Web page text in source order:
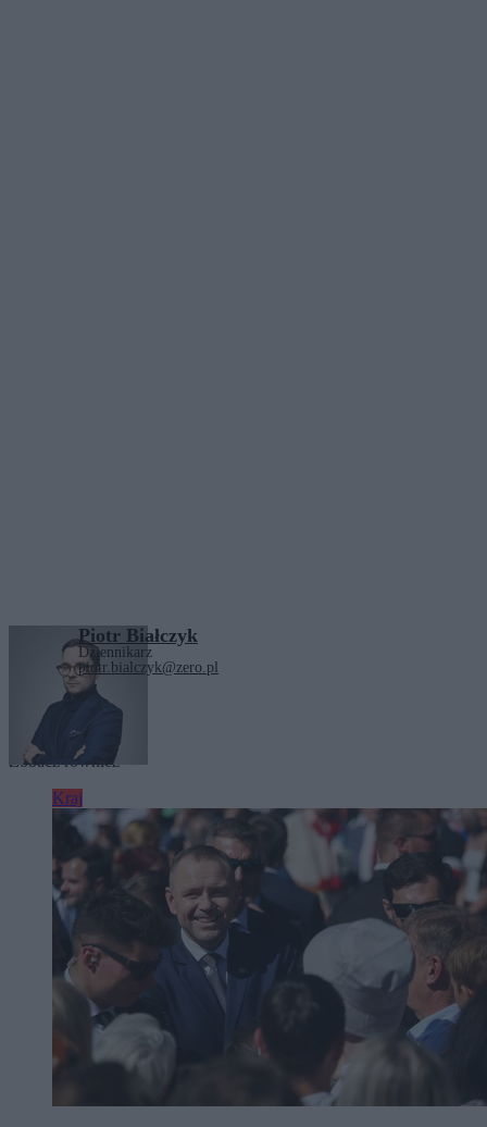
Piotr Białczyk
Dziennikarz
piotr.bialczyk@zero.pl
Tagi:
Zobacz również
Kraj